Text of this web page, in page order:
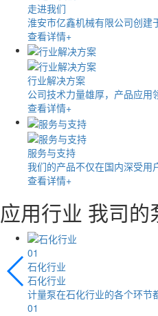
走进我们
淮安市亿鑫机械有限公司创建
查看详情+
行业解决方案
公司技术力量雄厚，产品应
查看详情+
服务与支持
我们的产品不仅在国内深受用
查看详情+
应用行业 我司的
01
石化行业
石化行业
计量泵在石化行业的各个环节
01